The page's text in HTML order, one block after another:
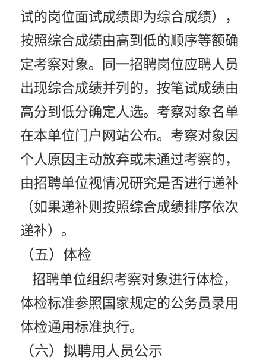
试的岗位面试成绩即为综合成绩），
按照综合成绩由高到低的顺序等额确
定考察对象。同一招聘岗位应聘人员
出现综合成绩并列的，按笔试成绩由
高分到低分确定人选。考察对象名单
在本单位门户网站公布。考察对象因
个人原因主动放弃或未通过考察的，
由招聘单位视情况研究是否进行递补
（如果递补则按照综合成绩排序依次
递补）。
（五）体检
招聘单位组织考察对象进行体检，
体检标准参照国家规定的公务员录用
体检通用标准执行。
（六）拟聘用人员公示